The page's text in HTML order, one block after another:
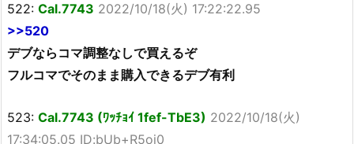
522: Cal.7743 2022/10/18(火) 17:22:22.95
>>520
デブならコマ調整なしで買えるぞ
フルコマでそのまま購入できるデブ有利
523: Cal.7743 (ﾜｯﾁｮｲ 1fef-TbE3) 2022/10/18(火)
17:34:05.05 ID:bUb+R5oj0